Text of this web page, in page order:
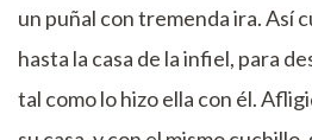
un puñal con tremenda ira. Así
hasta la casa de la infiel, para
tal como lo hizo ella con él.